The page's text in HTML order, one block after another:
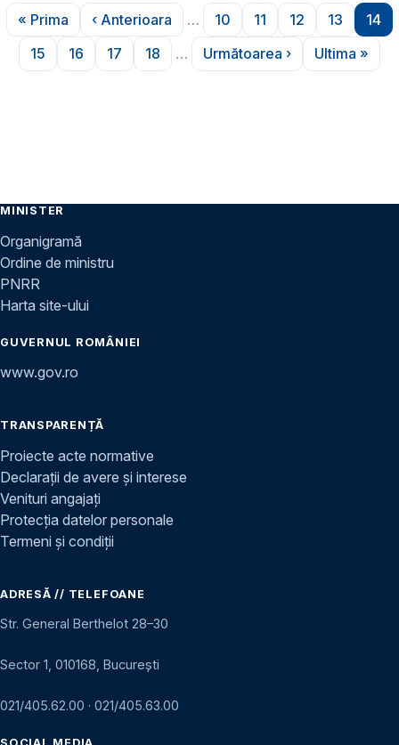
Paginare
Prima pagină
« Prima
Pagina anterioară
‹ Anterioara …
Pagina
10
Pagina
11
Pagina
12
Pagina
13 14
Pagina
15
Pagina
16
Pagina
17
Pagina
18 …
Pagina următoare
Următoarea ›
Ultima
Ultima »
MINISTER
Organigramă
Ordine de ministru
PNRR
Harta site-ului
GUVERNUL ROMÂNIEI
www.gov.ro
TRANSPARENȚĂ
Proiecte acte normative
Declarații de avere și interese
Venituri angajați
Protecția datelor personale
Termeni și condiții
ADRESĂ // TELEFOANE
Str. General Berthelot 28–30
Sector 1, 010168, București
021/405.62.00 · 021/405.63.00